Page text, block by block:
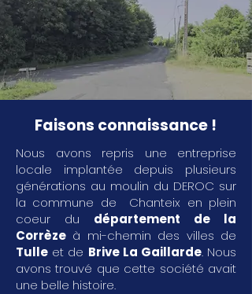
Faisons connaissance !
Nous avons repris une entreprise
locale implantée depuis plusieurs
générations au moulin du DEROC sur
la commune de Chanteix en plein
coeur du département de la
Corrèze à mi-chemin des villes de
Tulle et de Brive La Gaillarde. Nous
avons trouvé que cette société avait
une belle histoire.